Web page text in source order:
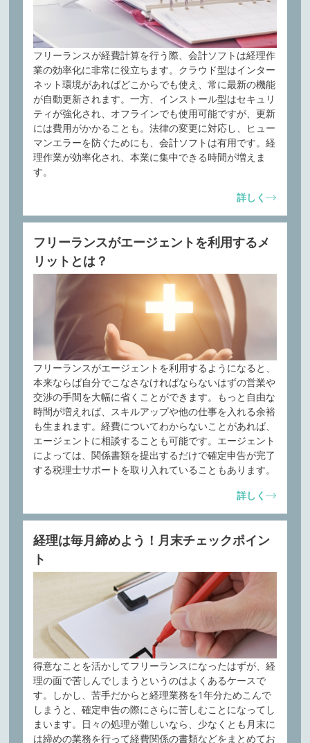
フリーランスが経費計算を行う際、会計ソフトは経理作
業の効率化に非常に役立ちます。クラウド型はインター
ネット環境があればどこからでも使え、常に最新の機能
が自動更新されます。一方、インストール型はセキュリ
ティが強化され、オフラインでも使用可能ですが、更新
には費用がかかることも。法律の変更に対応し、ヒュー
マンエラーを防ぐためにも、会計ソフトは有用です。経
理作業が効率化され、本業に集中できる時間が増えま
す。
詳しく
フリーランスがエージェントを利用するメ
リットとは？
フリーランスがエージェントを利用するようになると、
本来ならば自分でこなさなければならないはずの営業や
交渉の手間を大幅に省くことができます。もっと自由な
時間が増えれば、スキルアップや他の仕事を入れる余裕
も生まれます。経費についてわからないことがあれば、
エージェントに相談することも可能です。エージェント
によっては、関係書類を提出するだけで確定申告が完了
する税理士サポートを取り入れていることもあります。
詳しく
経理は毎月締めよう！月末チェックポイン
ト
得意なことを活かしてフリーランスになったはずが、経
理の面で苦しんでしまうというのはよくあるケースで
す。しかし、苦手だからと経理業務を1年分ためこんで
しまうと、確定申告の際にさらに苦しむことになってし
まいます。日々の処理が難しいなら、少なくとも月末に
は締めの業務を行って経費関係の書類などをまとめてお